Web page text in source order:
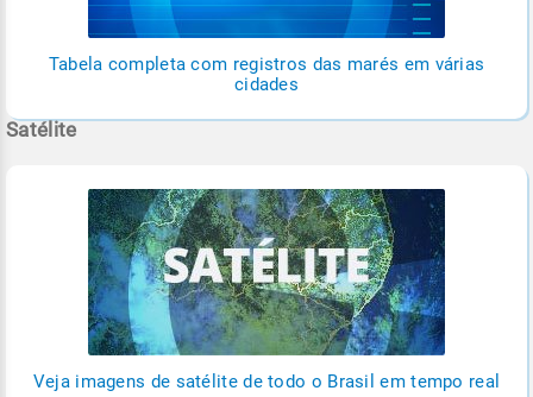
Tabela completa com registros das marés em várias
cidades
Satélite
Veja imagens de satélite de todo o Brasil em tempo real